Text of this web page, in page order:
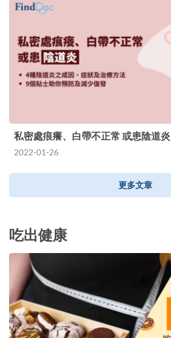
私密處痕癢、白帶不正常 或患陰道炎
2022-01-26
更多文章
吃出健康